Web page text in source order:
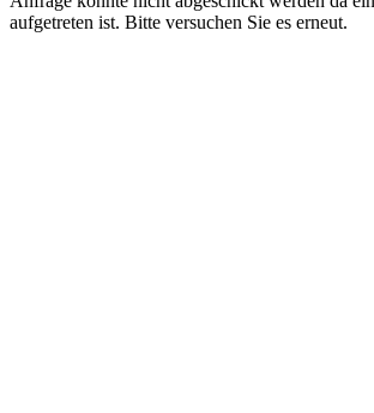
aufgetreten ist. Bitte versuchen Sie es erneut.